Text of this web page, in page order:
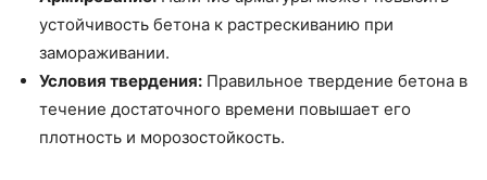
устойчивость бетона к растрескиванию при
замораживании.
Условия твердения: Правильное твердение бетона в
течение достаточного времени повышает его
плотность и морозостойкость.